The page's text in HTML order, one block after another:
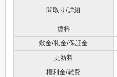
間取り/詳細
賃料
敷金/礼金/保証金
更新料
権利金/雑費